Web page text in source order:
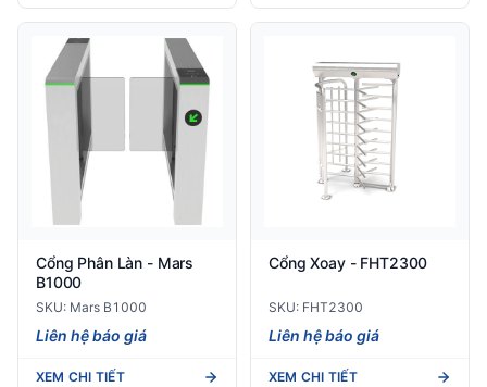
Cổng Phân Làn - Mars
B1000
SKU: Mars B1000
Liên hệ báo giá
XEM CHI TIẾT
Cổng Xoay - FHT2300
SKU: FHT2300
Liên hệ báo giá
XEM CHI TIẾT